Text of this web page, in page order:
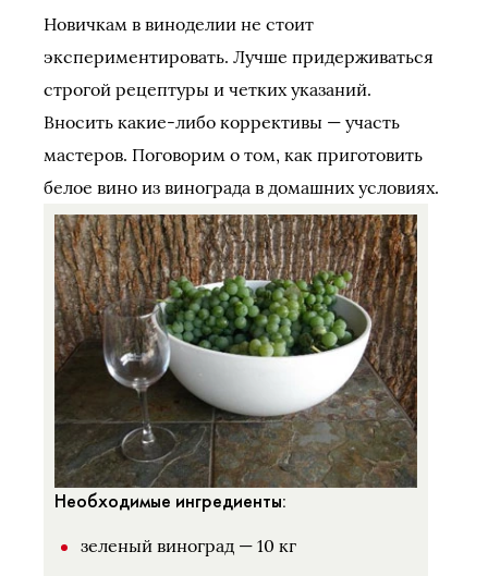
Новичкам в виноделии не стоит
экспериментировать. Лучше придерживаться
строгой рецептуры и четких указаний.
Вносить какие-либо коррективы — участь
мастеров. Поговорим о том, как приготовить
белое вино из винограда в домашних условиях.
Необходимые ингредиенты:
зеленый виноград — 10 кг